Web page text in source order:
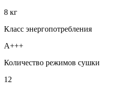
8 кг
Класс энергопотребления
A+++
Количество режимов сушки
12